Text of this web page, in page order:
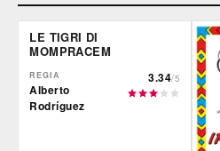
LE TIGRI DI
MOMPRACEM
REGIA
Alberto
Rodríguez
3.34/5